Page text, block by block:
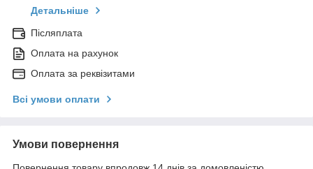
Детальніше
Післяплата
Оплата на рахунок
Оплата за реквізитами
Всі умови оплати
Умови повернення